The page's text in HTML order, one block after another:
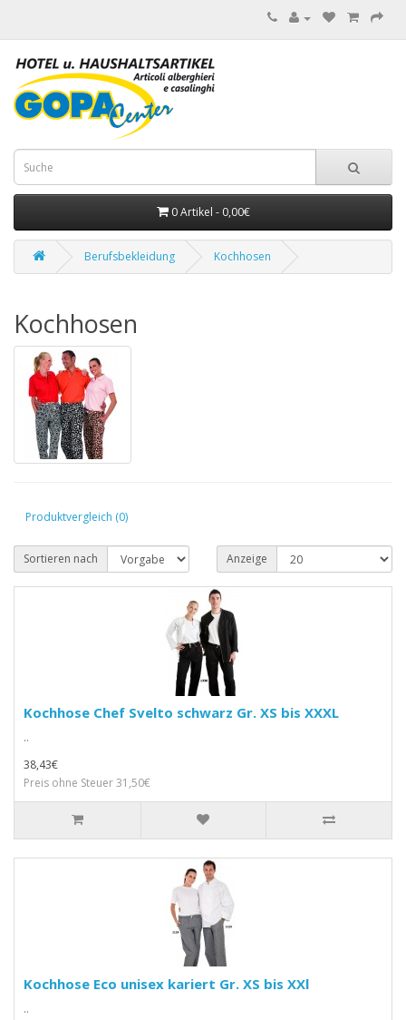
0 Artikel - 0,00€
Berufsbekleidung Kochhosen
Kochhosen
Produktvergleich (0)
Sortieren nach Anzeige
Kochhose Chef Svelto schwarz Gr. XS bis XXXL
..
38,43€
Preis ohne Steuer 31,50€
Kochhose Eco unisex kariert Gr. XS bis XXl
..